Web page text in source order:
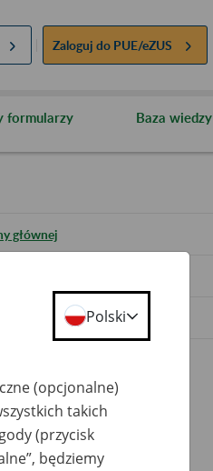
Zaloguj do PUE/eZUS
formularzy Baza wiedzy
głównej
Polski
(opcjonalne)
takich
(przycisk
będziemy